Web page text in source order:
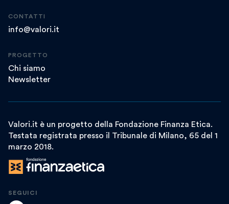
CONTATTI
info@valori.it
PROGETTO
Chi siamo
Newsletter
Valori.it è un progetto della Fondazione Finanza Etica.
Testata registrata presso il Tribunale di Milano, 65 del 1
marzo 2018.
SEGUICI